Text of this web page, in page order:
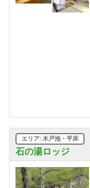
石の湯ロッジ
エリア: 木戸池・平床